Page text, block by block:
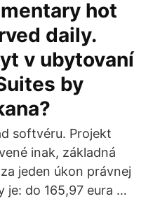
hot
daily.
v ubytovaní
by
softvéru. Projekt
inak, základná
jeden úkon právnej
je: do 165,97 eura …